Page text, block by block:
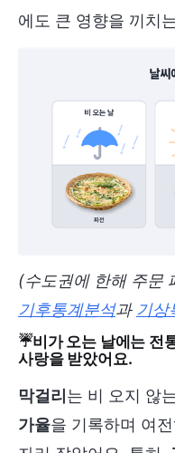
에도 큰 영향을 끼치
(수도권에 한해 주문
기후통계분석과 기상
☔비가 오는 날에는 전
사랑을 받았어요.
막걸리 는 비 오지 않
가율을 기록하며 여